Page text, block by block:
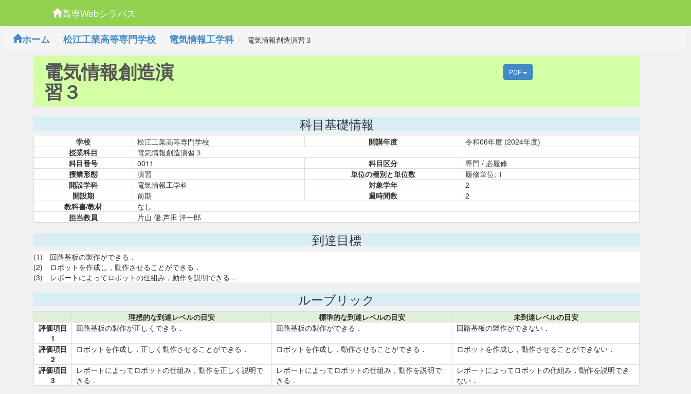
高専Webシラバス
ホーム
松江工業高等専門学校 電気情報工学科 電気情報創造演習３
電気情報創造演
習３
PDF
科目基礎情報
学校 松江工業高等専門学校 開講年度
令和06年度 (2024年度)
授業科目
電気情報創造演習３
科目番号
0011 科目区分
専門 / 必履修
授業形態
演習 単位の種別と単位数
履修単位: 1
開設学科
電気情報工学科 対象学年
2
開設期
前期 週時間数
2
教科書/教材
なし
担当教員
片山 優,芦田 洋一郎
到達目標
(1) 回路基板の製作ができる．
(2) ロボットを作成し，動作させることができる．
(3) レポートによってロボットの仕組み，動作を説明できる．
ルーブリック
理想的な到達レベルの目安 標準的な到達レベルの目安
未到達レベルの目安
評価項目
1
回路基板の製作が正しくできる． 回路基板の製作ができる． 回路基板の製作ができない．
評価項目
2
ロボットを作成し，正しく動作させることができる． ロボットを作成し，動作させることができる． ロボットを作成し，動作させることができない．
評価項目
3
レポートによってロボットの仕組み，動作を正しく説明で
きる．
レポートによってロボットの仕組み，動作を説明で
きる．
レポートによってロボットの仕組み，動作を説明でき
ない．